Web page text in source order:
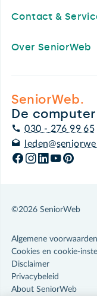
Contact &
Over SeniorWeb
SeniorWeb.
De
030 - 276 99 65
©2026 SeniorWeb
Algemene voorwaarden
Cookies en cookie-
Disclaimer
Privacybeleid
About SeniorWeb